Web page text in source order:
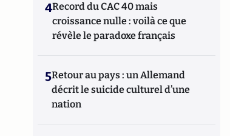
4Record du CAC 40 mais
croissance nulle : voilà ce que
révèle le paradoxe français
5Retour au pays : un Allemand
décrit le suicide culturel d’une
nation